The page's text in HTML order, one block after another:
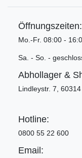
Öffnungszeiten:
Mo.-Fr. 08:00 -
Sa. - So. -
Abhollager &
Lindleystr. 7,
Hotline:
0800 55 22 600
Email: